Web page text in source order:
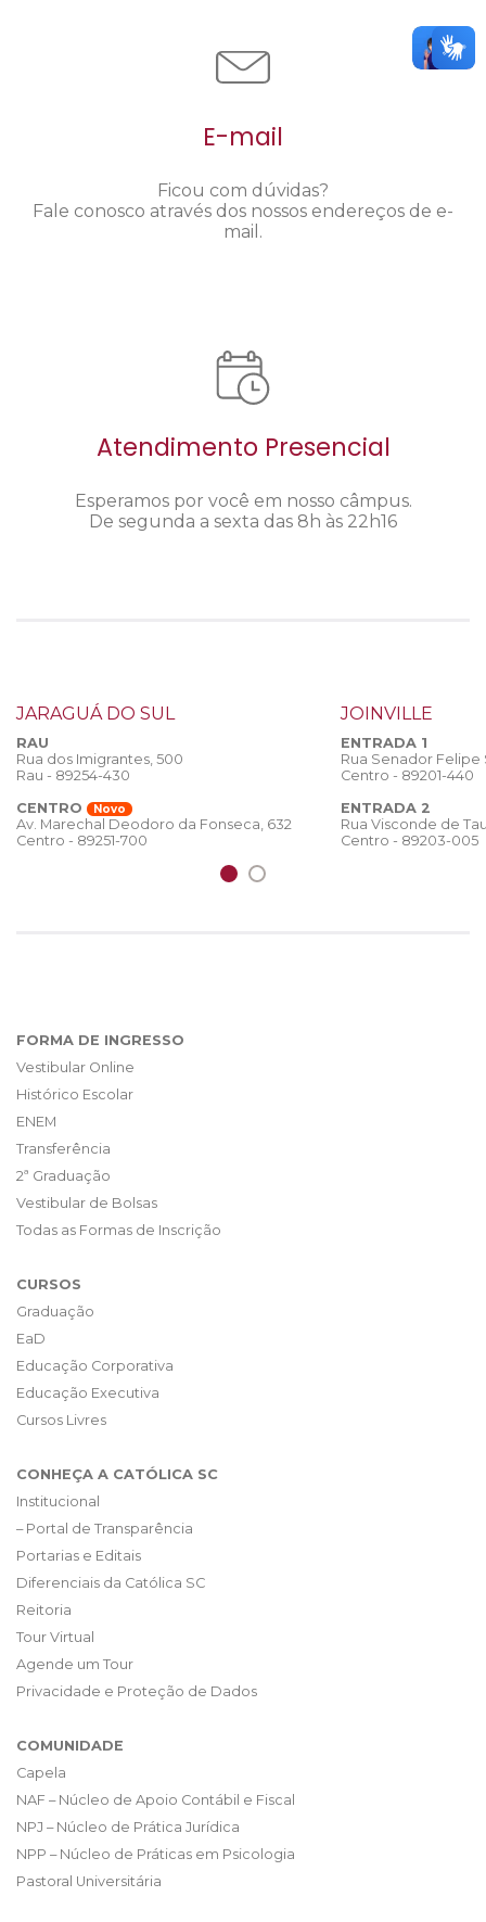
E-mail
Ficou com dúvidas?
Fale conosco através dos nossos endereços de e-
mail.
Atendimento Presencial
Esperamos por você em nosso câmpus.
De segunda a sexta das 8h às 22h16
JARAGUÁ DO SUL
RAU
Rua dos Imigrantes, 500
Rau - 89254-430
CENTRO
Novo
Av. Marechal Deodoro da Fonseca, 632
Centro - 89251-700
JOINVILLE
ENTRADA 1
Rua Senador
Centro - 89201-440
ENTRADA 2
Rua Visconde de
Centro - 89203-005
FORMA DE INGRESSO
Vestibular Online
Histórico Escolar
ENEM
Transferência
2ª Graduação
Vestibular de Bolsas
Todas as Formas de Inscrição
CURSOS
Graduação
EaD
Educação Corporativa
Educação Executiva
Cursos Livres
CONHEÇA A CATÓLICA SC
Institucional
– Portal de Transparência
Portarias e Editais
Diferenciais da Católica SC
Reitoria
Tour Virtual
Agende um Tour
Privacidade e Proteção de Dados
COMUNIDADE
Capela
NAF – Núcleo de Apoio Contábil e Fiscal
NPJ – Núcleo de Prática Jurídica
NPP – Núcleo de Práticas em Psicologia
Pastoral Universitária